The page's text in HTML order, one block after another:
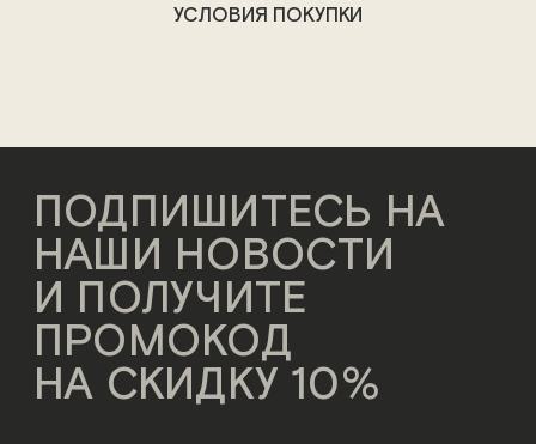
УСЛОВИЯ ПОКУПКИ
ПОДПИШИТЕСЬ НА
НАШИ НОВОСТИ
И ПОЛУЧИТЕ
ПРОМОКОД
НА СКИДКУ 10%